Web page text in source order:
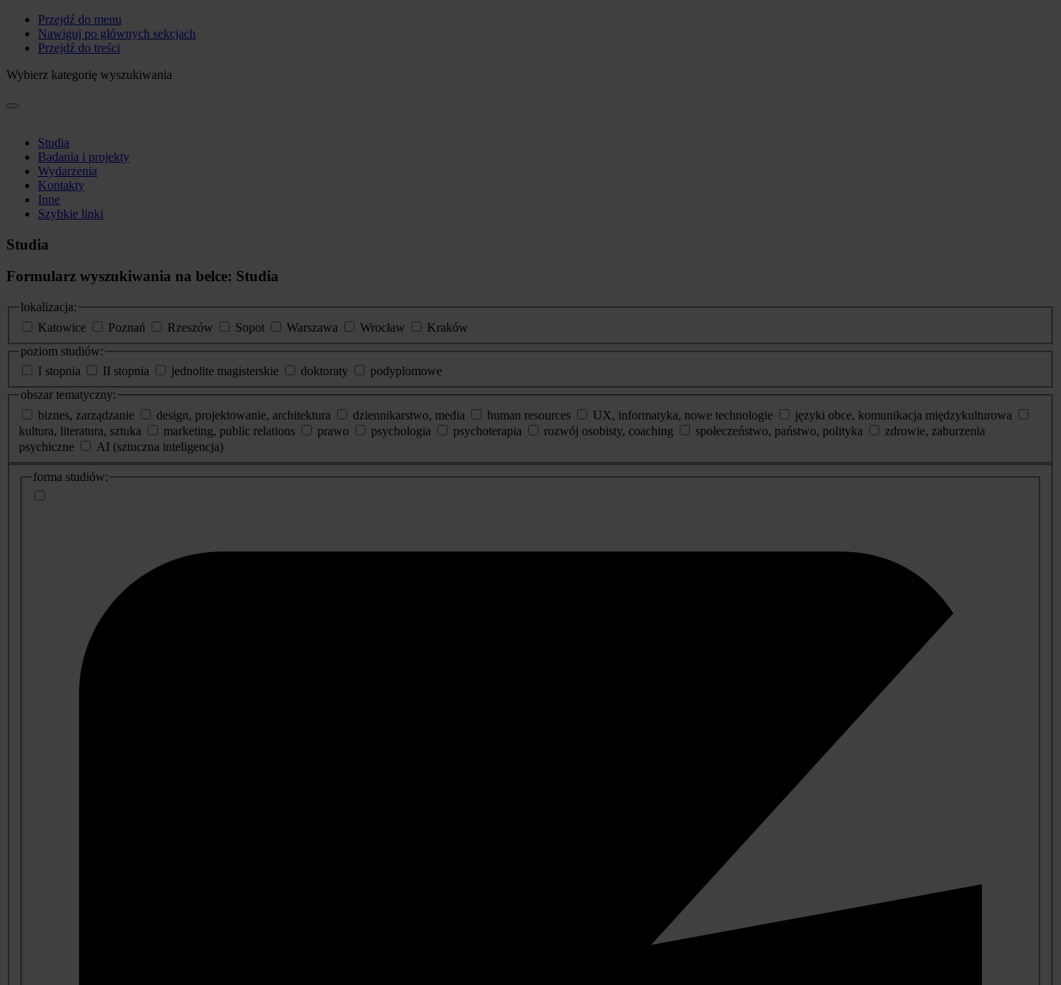
Przejdź do menu
Nawiguj po głównych sekcjach
Przejdź do treści
Wybierz kategorię wyszukiwania
Studia
Badania i projekty
Wydarzenia
Kontakty
Inne
Szybkie linki
Studia
Formularz wyszukiwania na belce: Studia
lokalizacja:
Katowice
Poznań Rzeszów Sopot Warszawa Wrocław
Kraków
poziom studiów:
I stopnia
II stopnia jednolite magisterskie doktoraty
podyplomowe
obszar tematyczny:
biznes, zarządzanie
design, projektowanie, architektura dziennikarstwo, media human resources UX, informatyka, nowe technologie
języki obce, komunikacja międzykulturowa
kultura, literatura, sztuka
marketing, public relations prawo psychologia psychoterapia rozwój osobisty, coaching społeczeństwo, państwo, polityka
zdrowie, zaburzenia
psychiczne
AI (sztuczna inteligencja)
dodatkowe
informacje
forma studiów: